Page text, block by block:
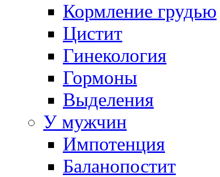
Кормление грудью
Цистит
Гинекология
Гормоны
Выделения
У мужчин
Импотенция
Баланопостит